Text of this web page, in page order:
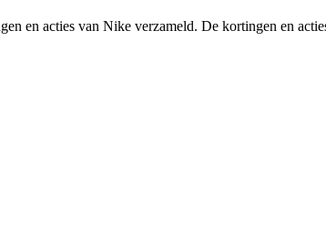
en acties van Nike verzameld. De kortingen en